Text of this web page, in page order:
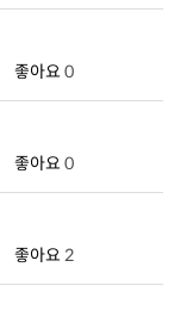
좋아요 0
좋아요 0
좋아요 2